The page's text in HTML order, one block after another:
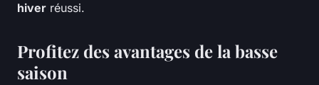
hiver réussi.
Profitez des avantages de la basse
saison